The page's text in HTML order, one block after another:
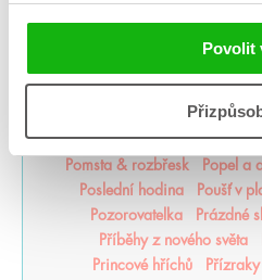
Povolit
Panův tajemný odkaz
Phobos
Pod štítem magie
Pomsta & rozbřesk
Popel a
Poslední hodina
Poušť v
Pozorovatelka
Prázdné
Příběhy z nového světa
Princové hříchů